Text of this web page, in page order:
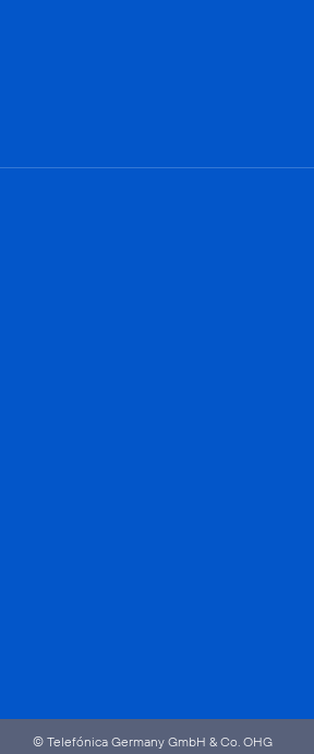
© Telefónica Germany GmbH & Co. OHG